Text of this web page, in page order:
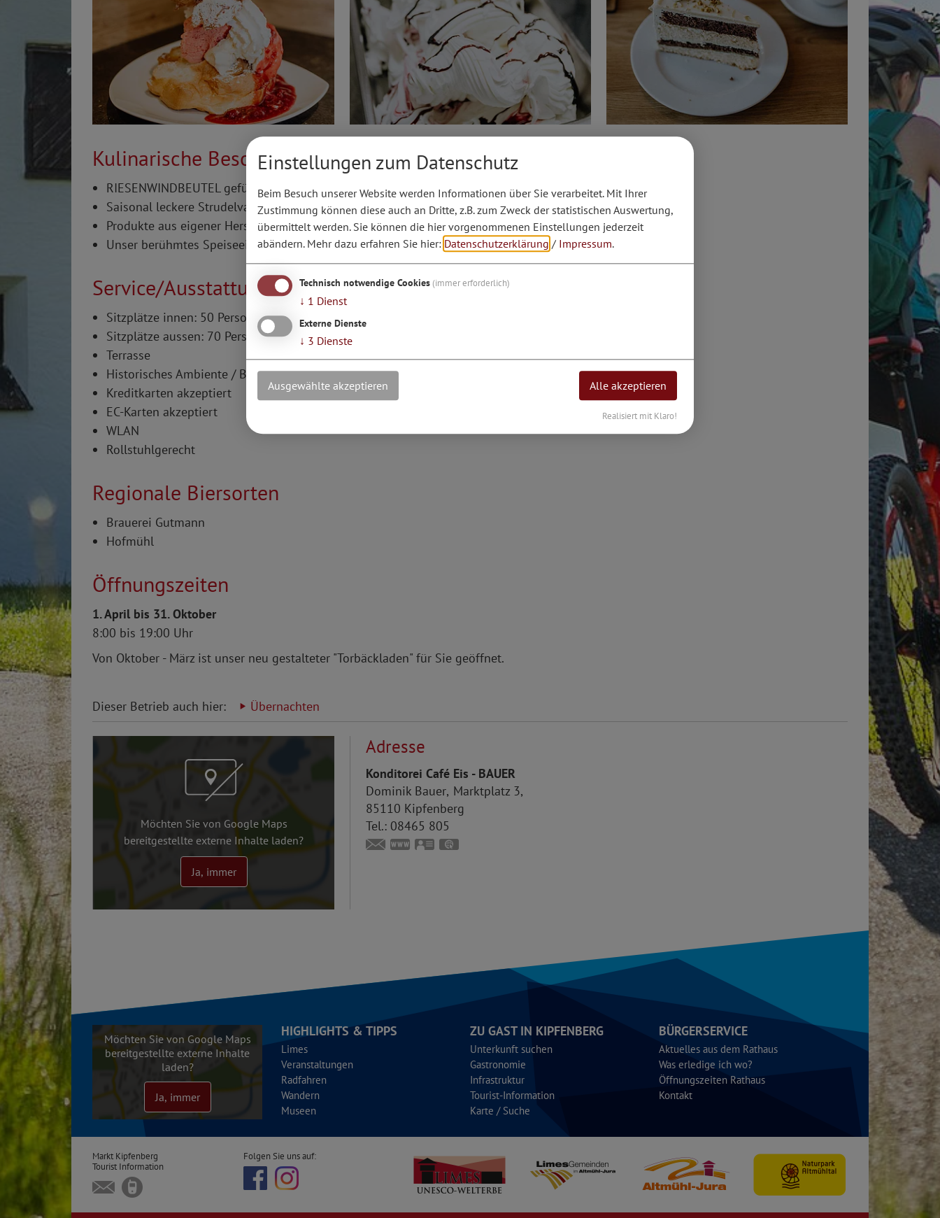
Kulinarische Besonderheiten
RIESENWINDBEUTEL gefüllt mit selbsthergestelltem Eis, Sahne und frischen Früchten
Saisonal leckere Strudelvariationen
Produkte aus eigener Herstellung: Torten und Kuchen in großer Auswahl
Unser berühmtes Speiseeis aus eigener Herstellung
Service/Ausstattung
Sitzplätze innen: 50 Personen
Sitzplätze aussen: 70 Personen
Terrasse
Historisches Ambiente / Burg / Schloss / Haus (denkmalgeschützt)
Kreditkarten akzeptiert
EC-Karten akzeptiert
WLAN
Rollstuhlgerecht
Regionale Biersorten
Brauerei Gutmann
Hofmühl
Öffnungszeiten
1. April bis 31. Oktober
8:00 bis 19:00 Uhr
Von Oktober - März ist unser neu gestalteter "Torbäckladen" für Sie geöffnet.
Dieser Betrieb auch hier: Übernachten
Möchten Sie von Google Maps
bereitgestellte externe Inhalte laden?
Ja, immer
Adresse
Konditorei Café Eis - BAUER
Dominik Bauer Marktplatz 3
85110 Kipfenberg
Tel.: 08465 805
info@baeckerei-bauer.de
www.baeckerei-bauer.de
vCard
Möchten Sie von Google Maps
bereitgestellte externe Inhalte
laden?
Ja, immer
HIGHLIGHTS & TIPPS
Limes
Veranstaltungen
Radfahren
Wandern
Museen
ZU GAST IN KIPFENBERG
Unterkunft suchen
Gastronomie
Infrastruktur
Tourist-Information
Karte / Suche
BÜRGERSERVICE
Aktuelles aus dem Rathaus
Was erledige ich wo?
Öffnungszeiten Rathaus
Kontakt
Markt Kipfenberg
Tourist Information
Folgen Sie uns auf:
Einstellungen zum Datenschutz
Beim Besuch unserer Website werden Informationen über Sie verarbeitet. Mit Ihrer
Zustimmung können diese auch an Dritte, z.B. zum Zweck der statistischen Auswertung,
übermittelt werden. Sie können die hier vorgenommenen Einstellungen jederzeit
abändern. Mehr dazu erfahren Sie hier: Datenschutzerklärung / Impressum.
Technisch notwendige Cookies (immer erforderlich)
↓ 1 Dienst
Externe Dienste
↓ 3 Dienste
Ausgewählte akzeptieren Alle akzeptieren
Realisiert mit Klaro!